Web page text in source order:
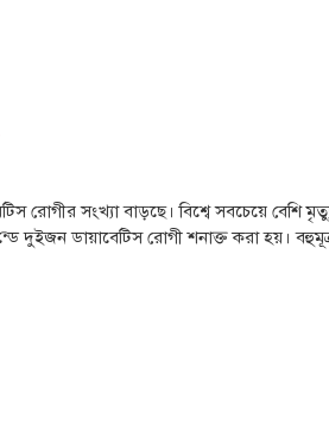
রোগীর সংখ্যা বাড়ছে। বিশ্বে সবচেয়ে
দুইজন ডায়াবেটিস রোগী শনাক্ত করা হয়।